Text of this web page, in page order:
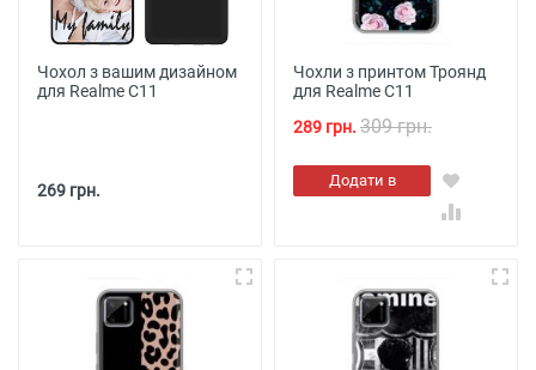
Чохол з вашим дизайном
для Realme C11
269 грн.
Чохли з принтом Троянд
для Realme C11
289 грн. 309 грн.
Додати в
кошик